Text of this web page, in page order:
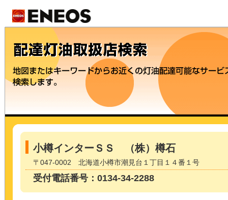
小樽インターＳＳ （株）樽石
〒047-0002 北海道小樽市潮見台１丁目１４番１号
受付電話番号：0134-34-2288